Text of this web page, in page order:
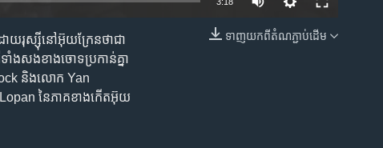
EMBED
ទាញ​យក​ពី​តំណភ្ជាប់​ដើម
ោយ​រុស្ស៊ី​នៅ​អ៊ុយក្រែន​ថា​ជា​
ាំង​សង​ខាង​ចោទ​ប្រកាន់​គ្នា​
និង​លោក Yan
នៃ​ភាគ​ខាងកើត​អ៊ុយ